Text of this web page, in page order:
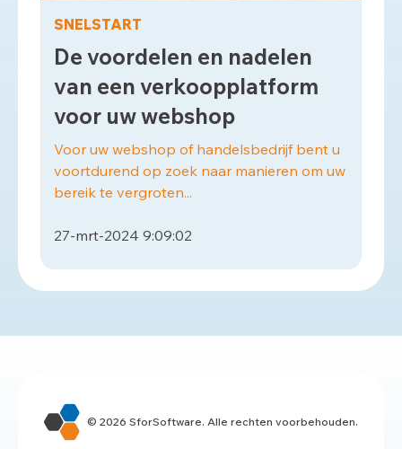
SNELSTART
De voordelen en nadelen
van een verkoopplatform
voor uw webshop
Voor uw webshop of handelsbedrijf bent u
voortdurend op zoek naar manieren om uw
bereik te vergroten...
27-mrt-2024 9:09:02
© 2026 SforSoftware. Alle rechten voorbehouden.